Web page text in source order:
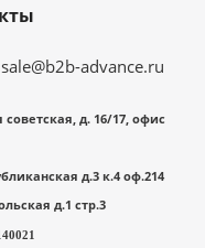
sale@b2b-advance.ru
советская, д. 16/17, офис
д.3 к.4 оф.214
д.1 стр.3